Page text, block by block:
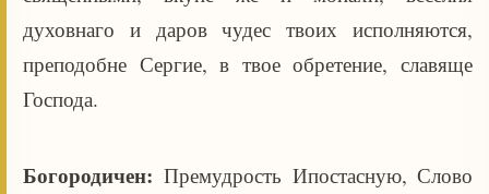
духовнаго и даров чудес твоих исполняются,
преподобне Сергие, в твое обретение, славяще
Господа.
Богородичен:Премудрость Ипостасную, Слово